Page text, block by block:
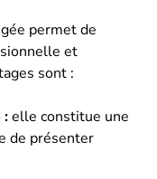
permet de
et
sont :
:elle constitue une
de présenter